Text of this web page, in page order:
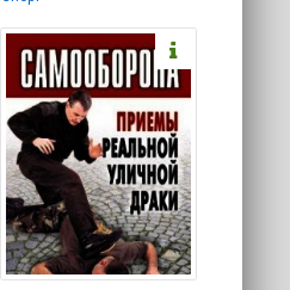
неизвестен (читать
книги